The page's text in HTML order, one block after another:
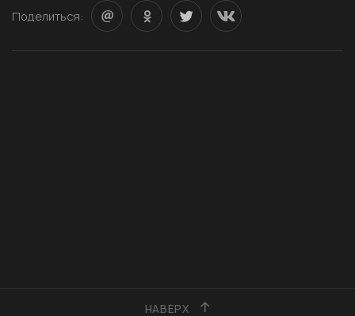
Поделиться:
НАВЕРХ